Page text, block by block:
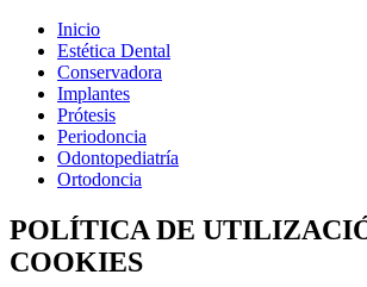
Inicio
Estética Dental
Conservadora
Implantes
Prótesis
Periodoncia
Odontopediatría
Ortodoncia
POLÍTICA DE
COOKIES